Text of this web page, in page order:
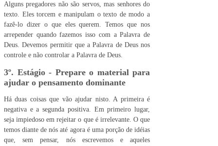
Alguns pregadores não são servos, mas senhores do
texto. Eles torcem e manipulam o texto de modo a
fazê-lo dizer o que eles querem. Temos que nos
arrepender quando fazemos isso com a Palavra de
Deus. Devemos permitir que a Palavra de Deus nos
controle e não controlar a Palavra de Deus.
3º. Estágio - Prepare o material para
ajudar o pensamento dominante
Há duas coisas que vão ajudar nisto. A primeira é
negativa e a segunda positiva. Em primeiro lugar,
seja impiedoso em rejeitar o que é irrelevante. O que
temos diante de nós até agora é uma porção de idéias
que, sem pensar, nós escrevemos e aqueles